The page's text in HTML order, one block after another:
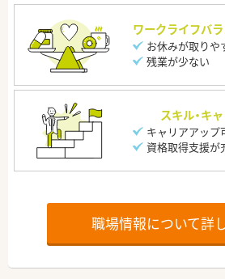
ワークライフバ
お休みが取りや
残業が少ない
スキル・キ
キャリアアップ
資格取得支援が
職場情報について詳